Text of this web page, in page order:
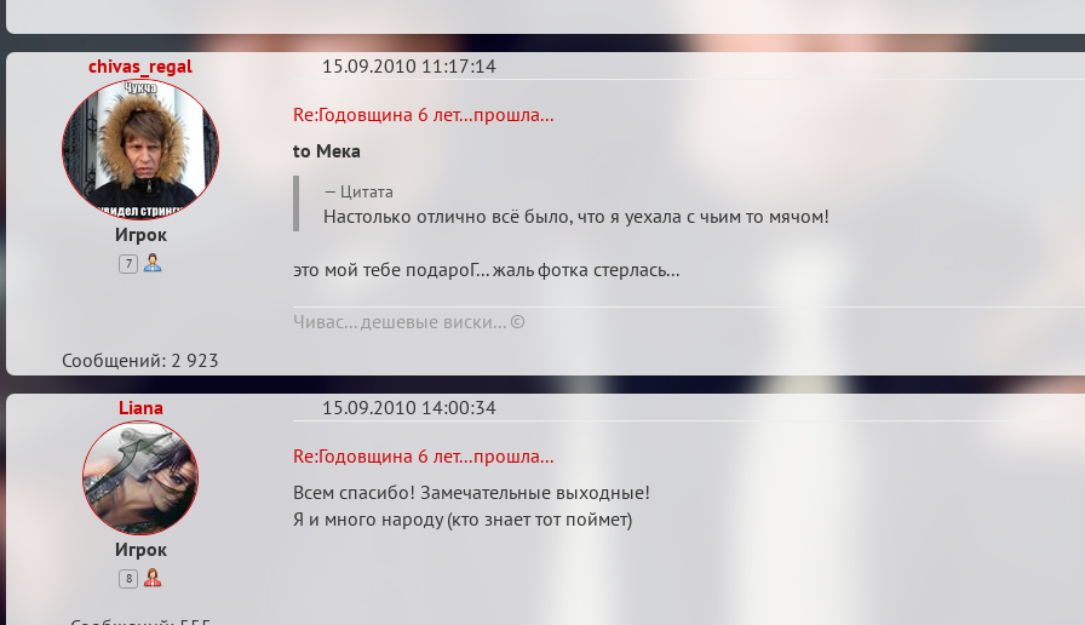
chivas_regal
Игрок
7
15.09.2010 11:17:14
Re:
Годовщина
6
лет...прошла...
Re:Годовщина 6 лет...прошла...
to Мека
Цитата
Настолько отлично всё было, что я уехала с чьим то мячом!
это мой тебе подароГ... жаль фотка стерлась...
Чивас... дешевые виски... ©
Сообщений: 2 923
Liana
Игрок
8
15.09.2010 14:00:34
Re:
Годовщина
6
Re:Годовщина 6 лет...прошла...
Всем спасибо! Замечательные выходные!
Я и много народу (кто знает тот поймет)